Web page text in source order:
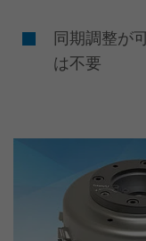
同期調整が
は不要